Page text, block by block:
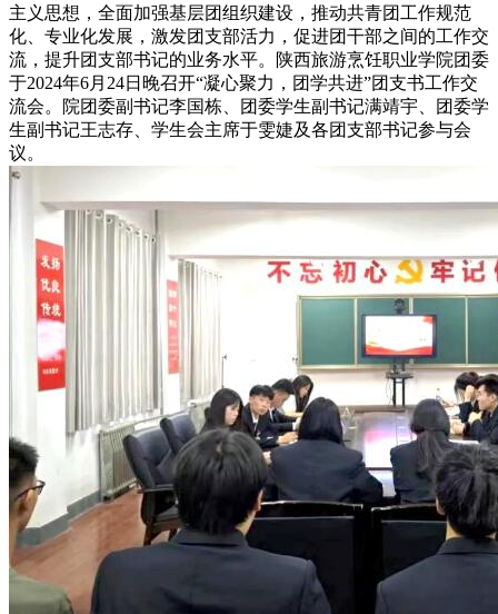
主义思想，全面加强基层团组织建设，推动共青团工作规范
化、专业化发展，激发团支部活力，促进团干部之间的工作交
流，提升团支部书记的业务水平。陕西旅游烹饪职业学院团委
于2024年6月24日晚召开“凝心聚力，团学共进”团支书工作交
流会。院团委副书记李国栋、团委学生副书记满靖宇、团委学
生副书记王志存、学生会主席于雯婕及各团支部书记参与会
议。